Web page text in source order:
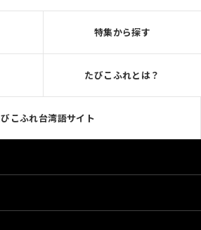
特集から探す
たびこふれとは？
こふれ台湾語サイト